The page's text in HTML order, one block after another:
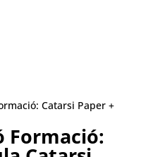
Catarsi Paper +
Formació: